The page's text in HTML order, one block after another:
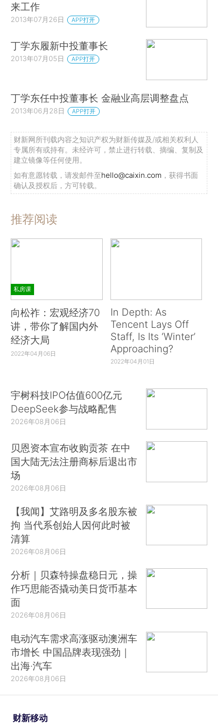
来工作
2013年07月26日 APP打开
丁学东履新中投董事长
2013年07月05日 APP打开
丁学东任中投董事长 金融业高层调整盘点
2013年06月28日 APP打开
财新网所刊载内容之知识产权为财新传媒及/或相关权利人
专属所有或持有。未经许可，禁止进行转载、摘编、复制及
建立镜像等任何使用。
如有意愿转载，请发邮件至hello@caixin.com ，获得书面
确认及授权后，方可转载。
推荐阅读
私房课
向松祚：宏观经济70
讲，带你了解国内外
经济大局
2022年04月06日
In Depth: As
Tencent Lays Off
Staff, Is Its ‘Winter’
Approaching?
2022年04月01日
宇树科技IPO估值600亿元
DeepSeek参与战略配售
2026年08月06日
贝恩资本宣布收购贡茶 在中
国大陆无法注册商标后退出市
场
2026年08月06日
【我闻】艾路明及多名股东被
拘 当代系创始人因何此时被
清算
2026年08月06日
分析｜贝森特操盘稳日元，操
作巧思能否撬动美日货币基本
面
2026年08月06日
电动汽车需求高涨驱动澳洲车
市增长 中国品牌表现强劲｜
出海·汽车
2026年08月06日
财新移动